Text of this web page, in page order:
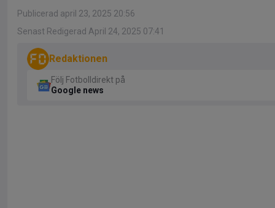
Publicerad april 23, 2025 20:56
Senast Redigerad April 24, 2025 07:41
Redaktionen
Följ Fotbolldirekt på
Google news